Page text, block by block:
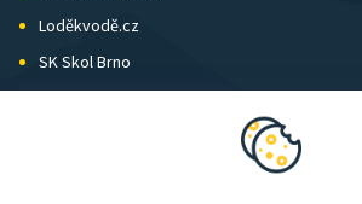
Loděkvodě.cz
SK Skol Brno
Biatlon Brno